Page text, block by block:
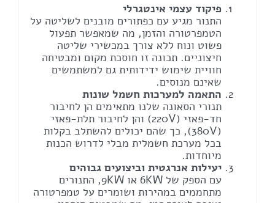
פיקוד עצמי אינטגרלי
התנור מגיע עם כפתורים מובנים לשליטה על
הטמפרטורה והזמן, מה שמאפשר תפעול
פשוט ונוח ללא צורך במכשירי שליטה
חיצוניים. תכונה זו חוסכת מקום ומבטיחה
חוויית שימוש ידידותית גם למשתמשים
שאינם מנוסים.
התאמה למערכות חשמל שונות
תנורי הסאונה שלנו מתאימים הן לחיבור
חד-פאזי (220V) והן לחיבור תלת-פאזי
(380V), כך שהם יכולים להשתלב בקלות
בכל מערכת חשמלית מבלי לדרוש הכנות
מיוחדות.
יעילות אנרגטית וביצועים גבוהים
עם הספק של 6KW או 9KW, התנורים
מתחממים במהירות ושומרים על טמפרטורה